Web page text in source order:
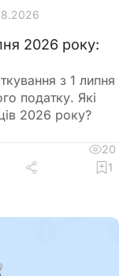
2026 року:
з 1 липня
податку. Які
2026 року?
20
1